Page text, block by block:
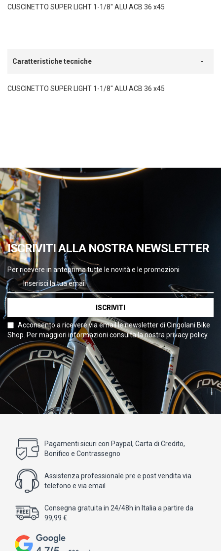
CUSCINETTO SUPER LIGHT 1-1/8'' ALU ACB 36 x45
Caratteristiche tecniche
CUSCINETTO SUPER LIGHT 1-1/8'' ALU ACB 36 x45
ISCRIVITI ALLA NOSTRA NEWSLETTER
Per ricevere in anteprima tutte le novità e le promozioni
ISCRIVITI
Acconsento a ricevere via email le newsletter di Cingolani Bike
Shop. Per maggiori informazioni consulta la nostra privacy policy.
Pagamenti sicuri con Paypal, Carta di Credito,
Bonifico e Contrassegno
Assistenza professionale pre e post vendita via
telefono e via email
Consegna gratuita in 24/48h in Italia a partire da
99,99 €